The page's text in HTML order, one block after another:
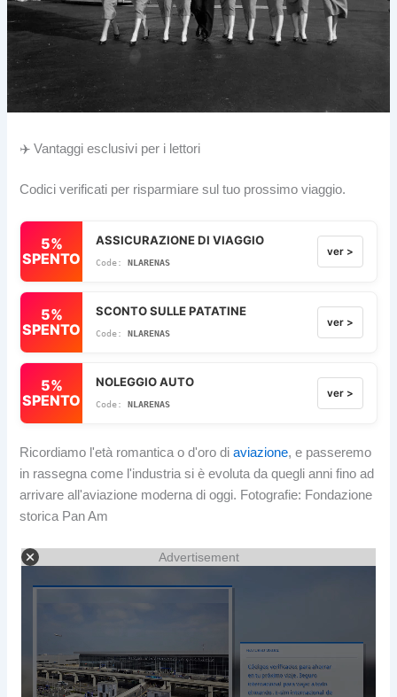
✈️ Vantaggi esclusivi per i lettori
Codici verificati per risparmiare sul tuo prossimo viaggio.
5%
SPENTO
ASSICURAZIONE DI VIAGGIO
NLARENAS
ver >
5%
SPENTO
SCONTO SULLE PATATINE
NLARENAS
ver >
5%
SPENTO
NOLEGGIO AUTO
NLARENAS
ver >
Ricordiamo l'età romantica o d'oro diaviazione, e passeremo
in rassegna come l'industria si è evoluta da quegli anni fino ad
arrivare all'aviazione moderna di oggi. Fotografie: Fondazione
storica Pan Am
Advertisement